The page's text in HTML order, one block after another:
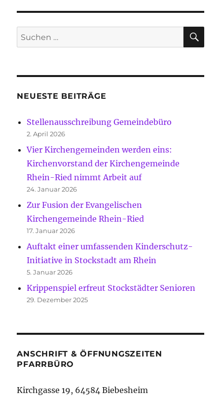
Suche
nach:
NEUESTE BEITRÄGE
Stellenausschreibung Gemeindebüro
2. April 2026
Vier Kirchengemeinden werden eins:
Kirchenvorstand der Kirchengemeinde
Rhein-Ried nimmt Arbeit auf
24. Januar 2026
Zur Fusion der Evangelischen
Kirchengemeinde Rhein-Ried
17. Januar 2026
Auftakt einer umfassenden Kinderschutz-
Initiative in Stockstadt am Rhein
5. Januar 2026
Krippenspiel erfreut Stockstädter Senioren
29. Dezember 2025
ANSCHRIFT & ÖFFNUNGSZEITEN
PFARRBÜRO
Kirchgasse 19, 64584 Biebesheim